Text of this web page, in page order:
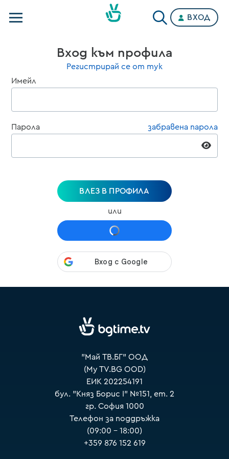
Категории
ВХОД
Вход към профила
Регистрирай се от тук
Имейл
Парола забравена парола
ВЛЕЗ В ПРОФИЛА
или
"Май ТВ.БГ" ООД
(My TV.BG OOD)
ЕИК 202254191
бул. "Княз Борис I" №151, ет. 2
гр. София 1000
Телефон за поддръжка
(09:00 – 18:00)
+359 876 152 619